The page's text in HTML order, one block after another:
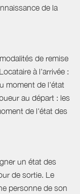
de la
de remise
à l'arrivée :
moment de l'état
au départ : les
de l'état des
un état des
de sortie. Le
personne de son